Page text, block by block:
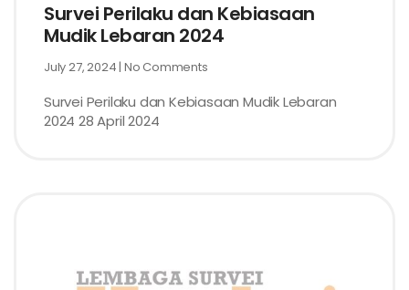
Survei Perilaku dan Kebiasaan
Mudik Lebaran 2024
July 27, 2024 No Comments
Survei Perilaku dan Kebiasaan Mudik Lebaran
2024 28 April 2024